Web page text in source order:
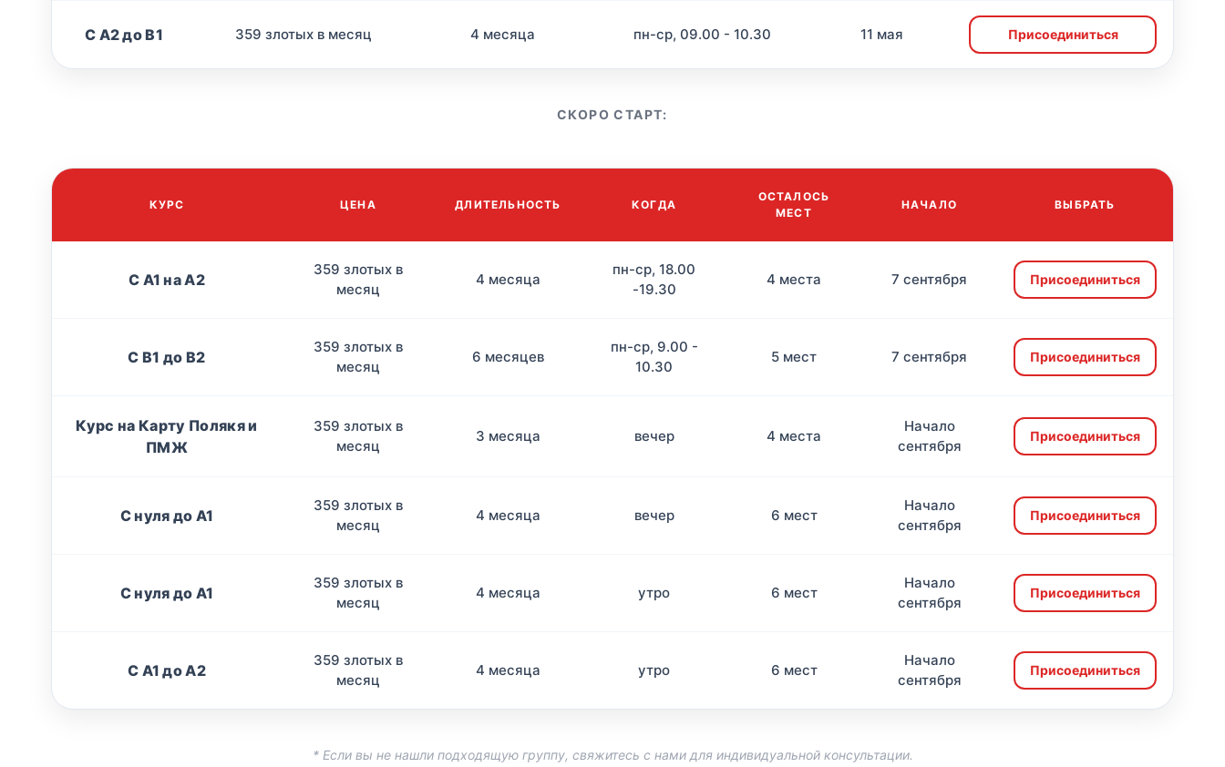
С A2 до B1 359 злотых в месяц 4 месяца пн-ср, 09.00 - 10.30 11 мая Присоединиться
СКОРО СТАРТ:
КУРС ЦЕНА ДЛИТЕЛЬНОСТЬ КОГДА
ОСТАЛОСЬ
МЕСТ
НАЧАЛО ВЫБРАТЬ
С А1 на А2
359 злотых в
месяц
4 месяца
пн-ср, 18.00
-19.30
4 места 7 сентября Присоединиться
С B1 до B2
359 злотых в
месяц
6 месяцев
пн-ср, 9.00 -
10.30
5 мест 7 сентября Присоединиться
Курс на Карту Полякя и
ПМЖ
359 злотых в
месяц
3 месяца вечер 4 места
Начало
сентября
Присоединиться
С нуля до А1
359 злотых в
месяц
4 месяца вечер 6 мест
Начало
сентября
Присоединиться
С нуля до А1
359 злотых в
месяц
4 месяца утро 6 мест
Начало
сентября
Присоединиться
С A1 до A2
359 злотых в
месяц
4 месяца утро 6 мест
Начало
сентября
Присоединиться
* Если вы не нашли подходящую группу, свяжитесь с нами для индивидуальной консультации.